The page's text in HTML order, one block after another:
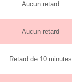
Aucun retard
Aucun retard
Retard de 10 minutes